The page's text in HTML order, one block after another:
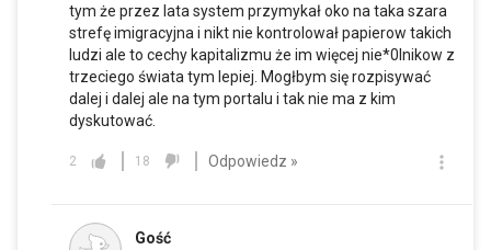
tym że przez lata system przymykał oko na taka szara
strefę imigracyjna i nikt nie kontrolował papierow takich
ludzi ale to cechy kapitalizmu że im więcej nie*0lnikow z
trzeciego świata tym lepiej. Mogłbym się rozpisywać
dalej i dalej ale na tym portalu i tak nie ma z kim
dyskutować.
2 18 Odpowiedz »
Gość